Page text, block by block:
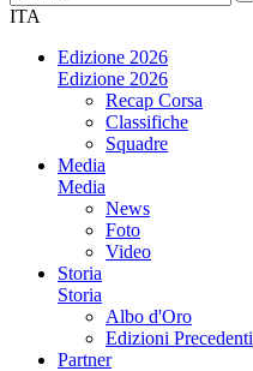
ITA
Edizione 2026
Edizione 2026
Recap Corsa
Classifiche
Squadre
Media
Media
News
Foto
Video
Storia
Storia
Albo d'Oro
Edizioni Precedenti
Partner